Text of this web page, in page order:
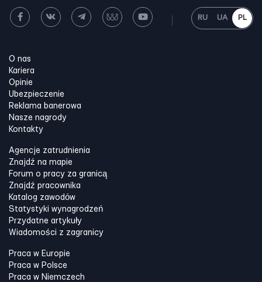
RU UA PL
O nas
Kariera
Opinie
Ubezpieczenie
Reklama banerowa
Nasze nagrody
Kontakty
Agencje zatrudnienia
Znajdź na mapie
Forum o pracy za granicą
Znajdź pracownika
Katalog zawodów
Statystyki wynagrodzeń
Przydatne artykuły
Wiadomości z zagranicy
Praca w Europie
Praca w Polsce
Praca w Niemczech